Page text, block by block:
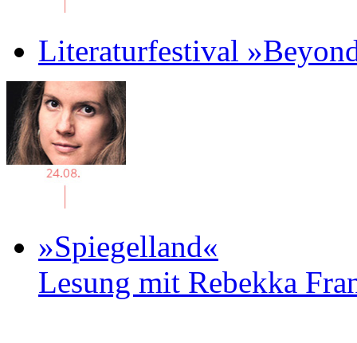
Literaturfestival
»Spiegelland«
Lesung mit Rebekka